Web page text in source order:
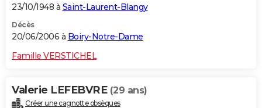
23/10/1948 à Saint-Laurent-Blangy
Décès
20/06/2006 à Boiry-Notre-Dame
Famille VERSTICHEL
Valerie LEFEBVRE (29 ans)
Créer une cagnotte obsèques